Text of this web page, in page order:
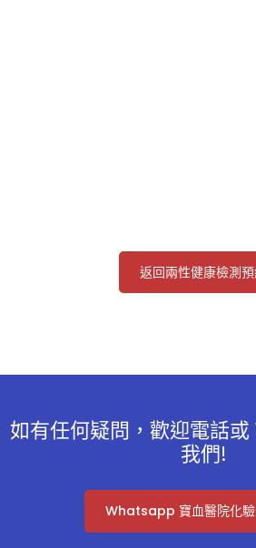
返回兩性健康檢測
如有任何疑問，歡迎電話
我們!
Whatsapp 寶血醫院化